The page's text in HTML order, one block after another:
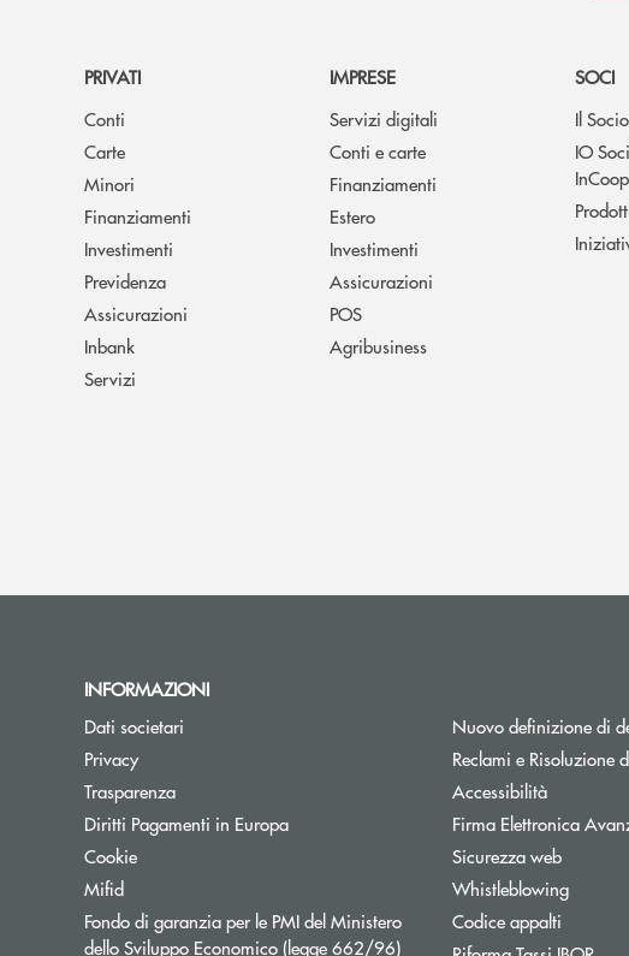
PRIVATI
Conti
Carte
Minori
Finanziamenti
Investimenti
Previdenza
Assicurazioni
Inbank
Servizi
IMPRESE
Servizi digitali
Conti e carte
Finanziamenti
Estero
Investimenti
Assicurazioni
POS
Agribusiness
SOCI
Il
IO
INFORMAZIONI
Dati societari
Privacy
Trasparenza
Diritti Pagamenti in EuropaApre una nuova finestra
Cookie
Mifid
Fondo di garanzia per le PMI del Ministero
dello Sviluppo Economico (legge 662/96)Apre una nuova finestra
Nuovo definizione di
Reclami e Risoluzione
Accessibilità
Firma Elettronica
Sicurezza web
Whistleblowing
Codice appalti